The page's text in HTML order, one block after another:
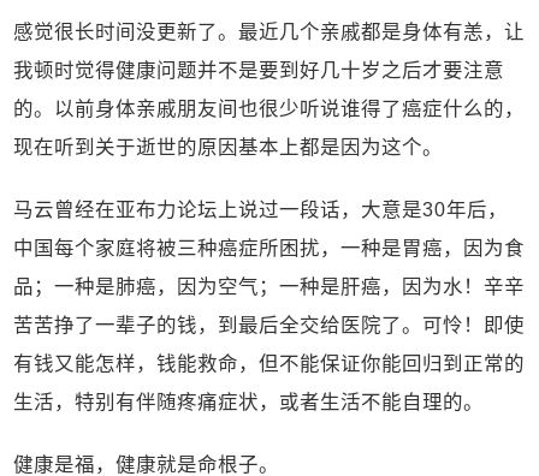
感觉很长时间没更新了。最近几个亲戚都是身体有恙，让
我顿时觉得健康问题并不是要到好几十岁之后才要注意
的。以前身体亲戚朋友间也很少听说谁得了癌症什么的，
现在听到关于逝世的原因基本上都是因为这个。
马云曾经在亚布力论坛上说过一段话，大意是30年后，
中国每个家庭将被三种癌症所困扰，一种是胃癌，因为食
品；一种是肺癌，因为空气；一种是肝癌，因为水！辛辛
苦苦挣了一辈子的钱，到最后全交给医院了。可怜！即使
有钱又能怎样，钱能救命，但不能保证你能回归到正常的
生活，特别有伴随疼痛症状，或者生活不能自理的。
健康是福，健康就是命根子。